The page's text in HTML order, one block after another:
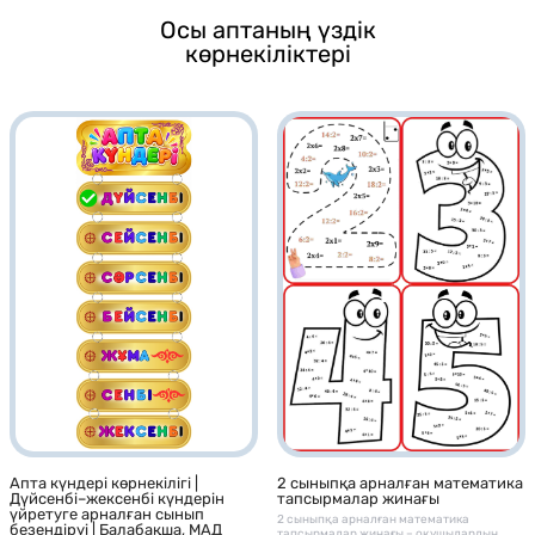
Осы аптаның үздік
көрнекіліктері
Апта күндері көрнекілігі |
Дүйсенбі–жексенбі күндерін
үйретуге арналған сынып
безендіруі | Балабақша, МАД
2 сыныпқа арналған математика
тапсырмалар жинағы
2 сыныпқа арналған математика